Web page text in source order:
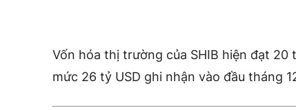
Vốn hóa thị trường của SHIB hiện đạt 20
mức 26 tỷ USD ghi nhận vào đầu tháng